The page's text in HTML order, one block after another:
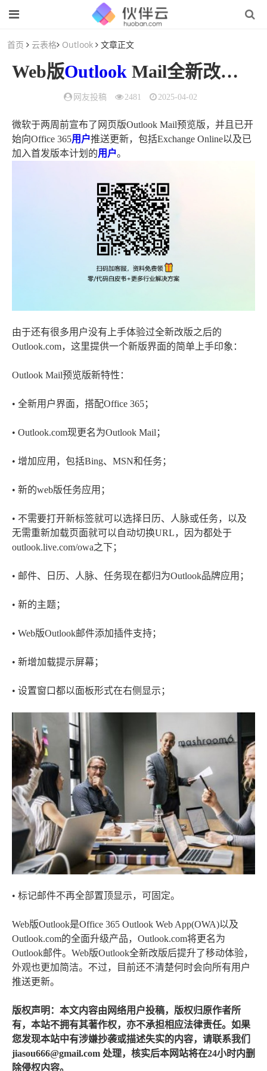
首页 云表格 Outlook 文章正文
Web版Outlook Mail全新改版体验：更快更简洁（web版
网友投稿 2481 2025-04-02
微软于两周前宣布了网页版Outlook Mail预览版，并且已开
始向Office 365用户推送更新，包括Exchange Online以及已
加入首发版本计划的用户。
由于还有很多用户没有上手体验过全新改版之后的
Outlook.com，这里提供一个新版界面的简单上手印象：
Outlook Mail预览版新特性：
• 全新用户界面，搭配Office 365；
• Outlook.com现更名为Outlook Mail；
• 增加应用，包括Bing、MSN和任务；
• 新的web版任务应用；
• 不需要打开新标签就可以选择日历、人脉或任务，以及
无需重新加载页面就可以自动切换URL，因为都处于
outlook.live.com/owa之下；
• 邮件、日历、人脉、任务现在都归为Outlook品牌应用；
• 新的主题；
• Web版Outlook邮件添加插件支持；
• 新增加载提示屏幕；
• 设置窗口都以面板形式在右侧显示；
• 标记邮件不再全部置顶显示，可固定。
Web版Outlook是Office 365 Outlook Web App(OWA)以及
Outlook.com的全面升级产品，Outlook.com将更名为
Outlook邮件。Web版Outlook全新改版后提升了移动体验，
外观也更加简洁。不过，目前还不清楚何时会向所有用户
推送更新。
版权声明：本文内容由网络用户投稿，版权归原作者所
有，本站不拥有其著作权，亦不承担相应法律责任。如果
您发现本站中有涉嫌抄袭或描述失实的内容，请联系我们
jiasou666@gmail.com 处理，核实后本网站将在24小时内删
除侵权内容。